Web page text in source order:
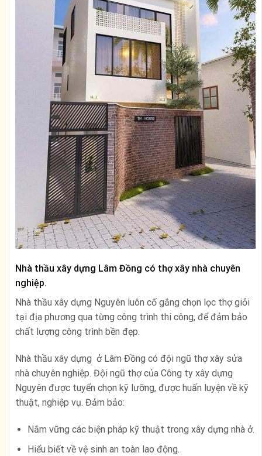
Nhà thầu xây dựng Lâm Đồng có thợ xây nhà chuyên
nghiệp.
Nhà thầu xây dựng Nguyên luôn cố gắng chọn lọc thợ giỏi
tại địa phương qua từng công trình thi công, để đảm bảo
chất lượng công trình bền đẹp.
Nhà thầu xây dựng ở Lâm Đồng có đội ngũ thợ xây sửa
nhà chuyên nghiệp. Đội ngũ thợ của Công ty xây dựng
Nguyên được tuyển chọn kỹ lưỡng, được huấn luyện về kỹ
thuật, nghiệp vụ. Đảm bảo:
Nắm vững các biện pháp kỹ thuật trong xây dựng nhà ở.
Hiểu biết về vệ sinh an toàn lao động.